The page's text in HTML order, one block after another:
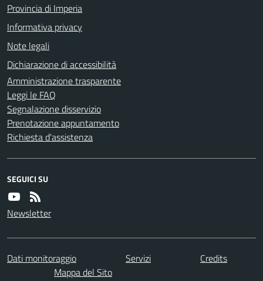
Provincia di Imperia
Informativa privacy
Note legali
Dichiarazione di accessibilità
Amministrazione trasparente
Leggi le FAQ
Segnalazione disservizio
Prenotazione appuntamento
Richiesta d'assistenza
SEGUICI SU
Newsletter
Dati monitoraggio Servizi
Credits
Mappa del Sito